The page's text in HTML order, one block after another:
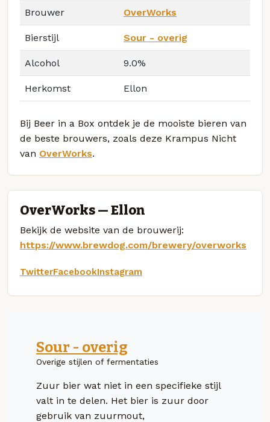
Brouwer OverWorks
Bierstijl Sour - overig
Alcohol 9.0%
Herkomst Ellon
Bij Beer in a Box ontdek je de mooiste bieren van
de beste brouwers, zoals deze Krampus Nicht
van OverWorks.
OverWorks — Ellon
Bekijk de website van de brouwerij:
https://www.brewdog.com/brewery/overworks
TwitterFacebookInstagram
Sour - overig
Overige stijlen of fermentaties
Zuur bier wat niet in een specifieke stijl
valt in te delen. Het bier is zuur door
gebruik van zuurmout,